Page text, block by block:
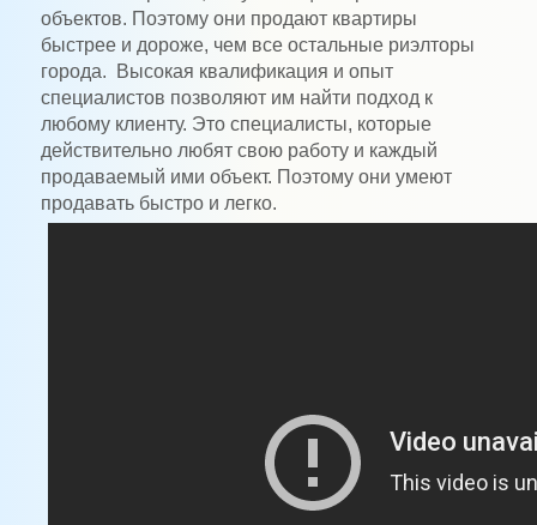
объектов. Поэтому они продают квартиры
быстрее и дороже, чем все остальные риэлторы
города. Высокая квалификация и опыт
специалистов позволяют им найти подход к
любому клиенту. Это специалисты, которые
действительно любят свою работу и каждый
продаваемый ими объект. Поэтому они умеют
продавать быстро и легко.